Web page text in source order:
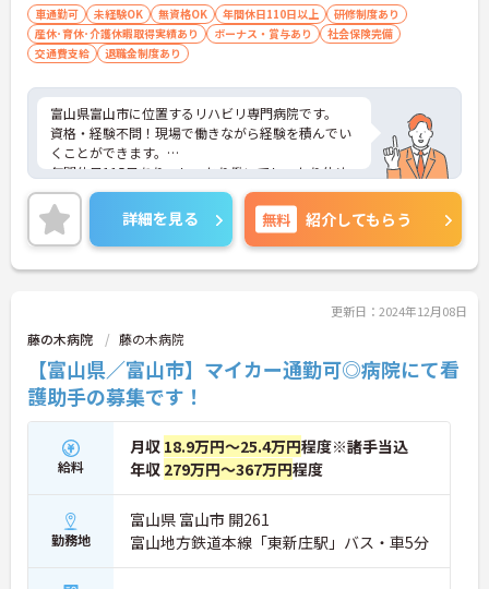
車通勤可 未経験OK 無資格OK 年間休日110日以上
研修制度あり
産休･育休･介護休暇取得実績あり
ボーナス・賞与あり
社会保険完備
交通費支給
退職金制度あり
富山県富山市に位置するリハビリ専門病院です。
資格・経験不問！現場で働きながら経験を積んでい
くことができます。
年間休日115日あり、しっかり働いてしっかり休め
る、社員にとって理想の働き方を実現できます。
ご興味をお持ちの方はお気軽にお問い合わせくださ
い。
詳細を見る 無料 紹介してもらう
更新日：2024年12月08日
藤の木病院 藤の木病院
【富山県／富山市】マイカー通勤可◎病院にて看
護助手の募集です！
給料
月収 18.9万円～25.4万円程度※諸手当込
年収 279万円～367万円程度
勤務地
富山県 富山市 開261
富山地方鉄道本線「東新庄駅」バス・車5分